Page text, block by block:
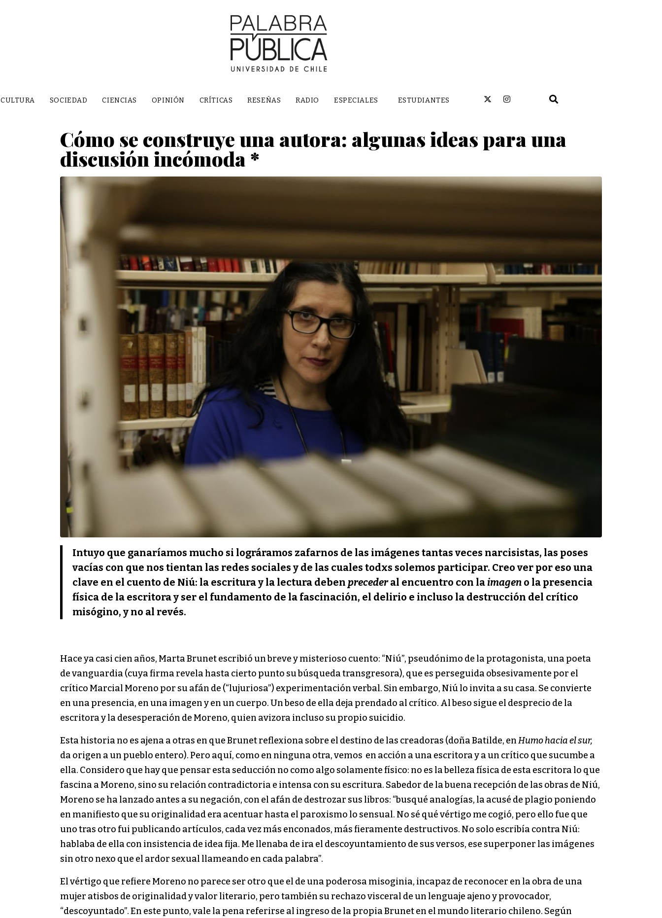
CULTURA SOCIEDAD CIENCIAS OPINIÓN CRÍTICAS RESEÑAS RADIO ESPECIALES ESTUDIANTES
Cómo se construye una autora: algunas ideas para una
discusión incómoda *
Intuyo que ganaríamos mucho si lográramos zafarnos de las imágenes tantas veces narcisistas, las poses
vacías con que nos tientan las redes sociales y de las cuales todxs solemos participar. Creo ver por eso una
clave en el cuento de Niú: la escritura y la lectura deben precederal encuentro con la imagen o la presencia
física de la escritora y ser el fundamento de la fascinación, el delirio e incluso la destrucción del crítico
misógino, y no al revés.
Hace ya casi cien años, Marta Brunet escribió un breve y misterioso cuento: “Niú”, pseudónimo de la protagonista, una poeta
de vanguardia (cuya firma revela hasta cierto punto su búsqueda transgresora), que es perseguida obsesivamente por el
crítico Marcial Moreno por su afán de (“lujuriosa”) experimentación verbal. Sin embargo, Niú lo invita a su casa. Se convierte
en una presencia, en una imagen y en un cuerpo. Un beso de ella deja prendado al crítico. Al beso sigue el desprecio de la
escritora y la desesperación de Moreno, quien avizora incluso su propio suicidio.
Esta historia no es ajena a otras en que Brunet reflexiona sobre el destino de las creadoras (doña Batilde, enHumo hacia el sur,
da origen a un pueblo entero). Pero aquí, como en ninguna otra, vemos en acción a una escritora y a un crítico que sucumbe a
ella. Considero que hay que pensar esta seducción no como algo solamente físico: no es la belleza física de esta escritora lo que
fascina a Moreno, sino su relación contradictoria e intensa con su escritura. Sabedor de la buena recepción de las obras de Niú,
Moreno se ha lanzado antes a su negación, con el afán de destrozar sus libros: “busqué analogías, la acusé de plagio poniendo
en manifiesto que su originalidad era acentuar hasta el paroxismo lo sensual. No sé qué vértigo me cogió, pero ello fue que
uno tras otro fui publicando artículos, cada vez más enconados, más fieramente destructivos. No solo escribía contra Niú:
hablaba de ella con insistencia de idea fija. Me llenaba de ira el descoyuntamiento de sus versos, ese superponer las imágenes
sin otro nexo que el ardor sexual llameando en cada palabra”.
El vértigo que refiere Moreno no parece ser otro que el de una poderosa misoginia, incapaz de reconocer en la obra de una
mujer atisbos de originalidad y valor literario, pero también su rechazo visceral de un lenguaje ajeno y provocador,
“descoyuntado”. En este punto, vale la pena referirse al ingreso de la propia Brunet en el mundo literario chileno. Según